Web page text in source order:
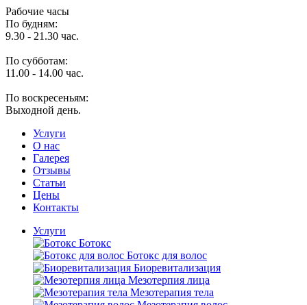
Рабочие часы
По будням:
9.30 - 21.30 час.
По субботам:
11.00 - 14.00 час.
По воскресеньям:
Выходной день.
Услуги
O нас
Галерея
Отзывы
Статьи
Цены
Контакты
Услуги
Ботокс
Ботокс для волос
Биоревитализация
Мезотерпия лица
Мезотерапия тела